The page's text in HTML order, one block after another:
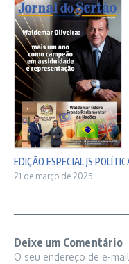
EDIÇÃO ESPECIAL JS
21 de março de 2025
Deixe um Comentário
O seu endereço de e-